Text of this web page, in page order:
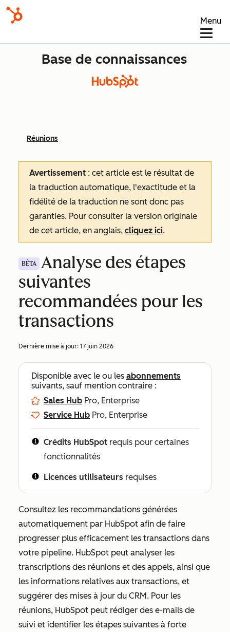
Menu
Base de connaissances
Réunions
Avertissement : cet article est le résultat de
la traduction automatique, l'exactitude et la
fidélité de la traduction ne sont donc pas
garanties. Pour consulter la version originale
de cet article, en anglais, cliquez ici.
BÊTA
Analyse des étapes
suivantes
recommandées pour les
transactions
Dernière mise à jour: 17 juin 2026
Disponible avec le ou les abonnements
suivants, sauf mention contraire :
Sales Hub Pro, Enterprise
Service Hub Pro, Enterprise
Crédits HubSpot requis pour certaines
fonctionnalités
Licences utilisateurs requises
Consultez les recommandations générées
automatiquement par HubSpot afin de faire
progresser plus efficacement les transactions dans
votre pipeline. HubSpot peut analyser les
transcriptions des réunions et des appels, ainsi que
les informations relatives aux transactions, et
suggérer des mises à jour du CRM. Pour les
réunions, HubSpot peut rédiger des e-mails de
suivi et identifier les étapes suivantes à forte